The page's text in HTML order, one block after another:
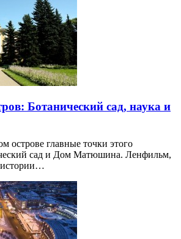
Ботанический сад, наука и
острове главные точки этого
сад и Дом Матюшина. Ленфильм,
истории…